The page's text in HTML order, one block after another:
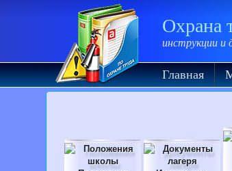
Охрана
инструкции и
Главная